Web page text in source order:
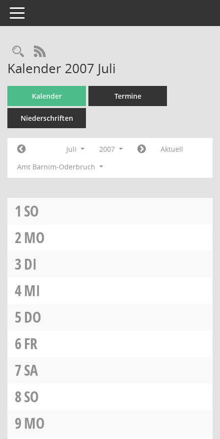
Toggle navigation
Rechercheauswahl
RSS-Feed
Kalender 2007 Juli
Kalender Termine
Niederschriften
Juli 2007
Aktuell
Amt Barnim-Oderbruch
1 SO
2MO
3DI
4MI
5DO
6FR
7SA
8SO
9MO